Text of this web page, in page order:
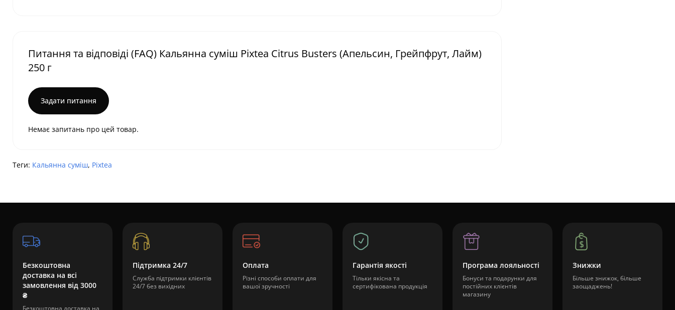
Питання та відповіді (FAQ) Кальянна суміш Pixtea Citrus Busters (Апельсин, Грейпфрут, Лайм)
250 г
Задати питання
Немає запитань про цей товар.
Теги: Кальянна суміш, Pixtea
Безкоштовна
доставка на всі
замовлення від 3000
₴
Безкоштовна доставка на
Підтримка 24/7
Служба підтримки клієнтів
24/7 без вихідних
Оплата
Різні способи оплати для
вашої зручності
Гарантія якості
Тільки якісна та
сертифікована продукція
Програма лояльності
Бонуси та подарунки для
постійних клієнтів
магазину
Знижки
Більше знижок, більше
заощаджень!